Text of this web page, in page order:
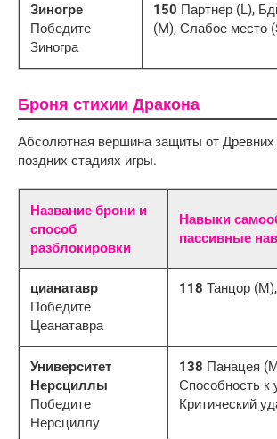
Зиногре
Победите
Зиногра
150 Партнер (L),
(M), Слабое место
Броня стихии Дракона
Абсолютная вершина защиты от Древних
поздних стадиях игры.
Название брони и
способ
разблокировки
Навыки
пассивные
цианатавр
Победите
Цеанатавра
118 Танцор
Университет
Нерсциллы
Победите
Нерсциллу
138 Панацея
Способность к
Критический